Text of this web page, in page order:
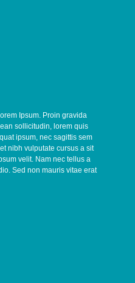
Ipsum. Proin gravida
sollicitudin, lorem quis
ipsum, nec sagittis sem
nibh vulputate cursus a sit
velit. Nam nec tellus a
Sed non mauris vitae erat